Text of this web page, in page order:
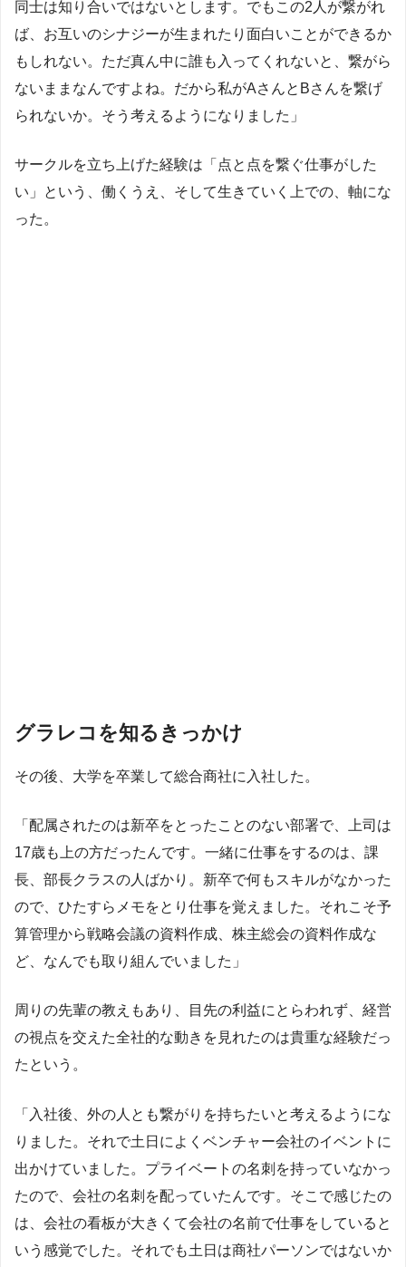
同士は知り合いではないとします。でもこの2人が繋がれ
ば、お互いのシナジーが生まれたり面白いことができるか
もしれない。ただ真ん中に誰も入ってくれないと、繋がら
ないままなんですよね。だから私がAさんとBさんを繋げ
られないか。そう考えるようになりました」
サークルを立ち上げた経験は「点と点を繋ぐ仕事がした
い」という、働くうえ、そして生きていく上での、軸にな
った。
グラレコを知るきっかけ
その後、大学を卒業して総合商社に入社した。
「配属されたのは新卒をとったことのない部署で、上司は
17歳も上の方だったんです。一緒に仕事をするのは、課
長、部長クラスの人ばかり。新卒で何もスキルがなかった
ので、ひたすらメモをとり仕事を覚えました。それこそ予
算管理から戦略会議の資料作成、株主総会の資料作成な
ど、なんでも取り組んでいました」
周りの先輩の教えもあり、目先の利益にとらわれず、経営
の視点を交えた全社的な動きを見れたのは貴重な経験だっ
たという。
「入社後、外の人とも繋がりを持ちたいと考えるようにな
りました。それで土日によくベンチャー会社のイベントに
出かけていました。プライベートの名刺を持っていなかっ
たので、会社の名刺を配っていたんです。そこで感じたの
は、会社の看板が大きくて会社の名前で仕事をしていると
いう感覚でした。それでも土日は商社パーソンではないか